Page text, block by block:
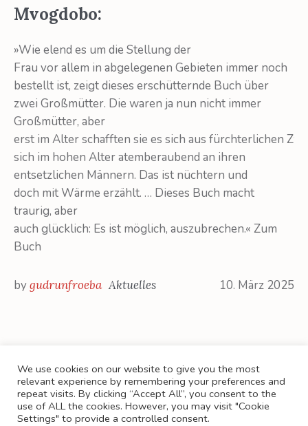
Mvogdobo:
»Wie elend es um die Stellung der
Frau vor allem in abgelegenen Gebieten immer noch
bestellt ist, zeigt dieses erschütternde Buch über
zwei Großmütter. Die waren ja nun nicht immer
Großmütter, aber
erst im Alter schafften sie es sich aus fürchterlichen
sich im hohen Alter atemberaubend an ihren
entsetzlichen Männern. Das ist nüchtern und
doch mit Wärme erzählt. … Dieses Buch macht
traurig, aber
auch glücklich: Es ist möglich, auszubrechen.« Zum
Buch
10. März 2025
bygudrunfroeba Aktuelles
KONTAKT PRESSE BUCHHANDEL
AGB
WIDERRUFSRECHT
DATENSCHUTZERKLÄRUNG
We use cookies on our website to give you the most
relevant experience by remembering your preferences and
repeat visits. By clicking “Accept All”, you consent to the
use of ALL the cookies. However, you may visit "Cookie
Settings" to provide a controlled consent.